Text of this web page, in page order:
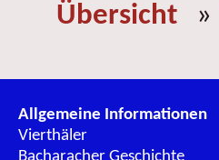
Übersicht »
Allgemeine Informationen
Vierthäler